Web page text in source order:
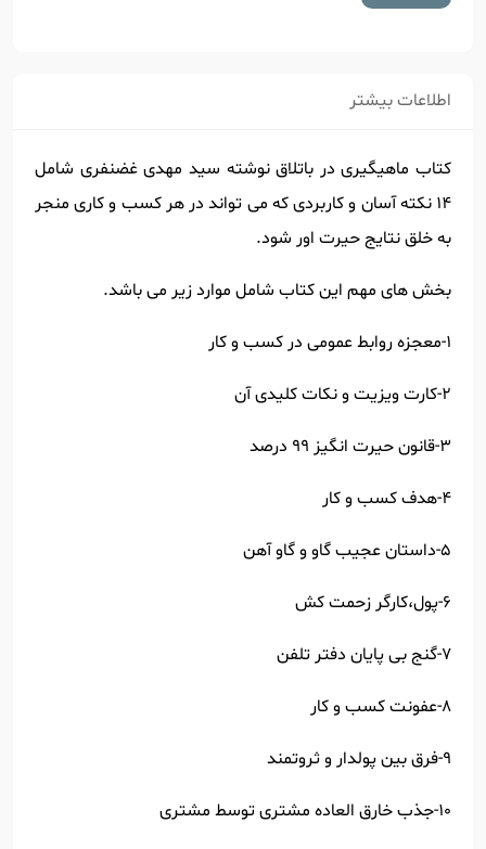
اطلاعات بیشتر
کتاب ماهیگیری در باتلاق نوشته سید مهدی غضنفری شامل
14 نکته آسان و کاربردی که می تواند در هر کسب و کاری منجر
به خلق نتایج حیرت اور شود.
بخش های مهم این کتاب شامل موارد زیر می باشد.
1-معجزه روابط عمومی در کسب و کار
2-کارت ویزیت و نکات کلیدی آن
3-قانون حیرت انگیز 99 درصد
4-هدف کسب و کار
5-داستان عجیب گاو و گاو آهن
6-پول،کارگر زحمت کش
7-گنج بی پایان دفتر تلفن
8-عفونت کسب و کار
9-فرق بین پولدار و ثروتمند
10-جذب خارق العاده مشتری توسط مشتری